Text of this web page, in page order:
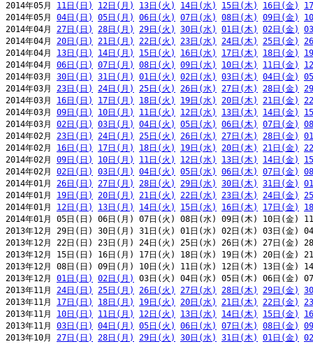
2014年05月 11日(日) 12日(月) 13日(火) 14日(水) 15日(木) 16日(金)
2014年05月 04日(日) 05日(月) 06日(火) 07日(水) 08日(木) 09日(金)
2014年04月 27日(日) 28日(月) 29日(火) 30日(水) 01日(木) 02日(金)
2014年04月 20日(日) 21日(月) 22日(火) 23日(水) 24日(木) 25日(金)
2014年04月 13日(日) 14日(月) 15日(火) 16日(水) 17日(木) 18日(金)
2014年04月 06日(日) 07日(月) 08日(火) 09日(水) 10日(木) 11日(金)
2014年03月 30日(日) 31日(月) 01日(火) 02日(水) 03日(木) 04日(金)
2014年03月 23日(日) 24日(月) 25日(火) 26日(水) 27日(木) 28日(金)
2014年03月 16日(日) 17日(月) 18日(火) 19日(水) 20日(木) 21日(金)
2014年03月 09日(日) 10日(月) 11日(火) 12日(水) 13日(木) 14日(金)
2014年03月 02日(日) 03日(月) 04日(火) 05日(水) 06日(木) 07日(金)
2014年02月 23日(日) 24日(月) 25日(火) 26日(水) 27日(木) 28日(金)
2014年02月 16日(日) 17日(月) 18日(火) 19日(水) 20日(木) 21日(金)
2014年02月 09日(日) 10日(月) 11日(火) 12日(水) 13日(木) 14日(金)
2014年02月 02日(日) 03日(月) 04日(火) 05日(水) 06日(木) 07日(金)
2014年01月 26日(日) 27日(月) 28日(火) 29日(水) 30日(木) 31日(金)
2014年01月 19日(日) 20日(月) 21日(火) 22日(水) 23日(木) 24日(金)
2014年01月 12日(日) 13日(月) 14日(火) 15日(水) 16日(木) 17日(金)
2014年01月 05日(日) 06日(月) 07日(火) 08日(水) 09日(木) 10日(金)
2013年12月 29日(日) 30日(月) 31日(火) 01日(水) 02日(木) 03日(金)
2013年12月 22日(日) 23日(月) 24日(火) 25日(水) 26日(木) 27日(金)
2013年12月 15日(日) 16日(月) 17日(火) 18日(水) 19日(木) 20日(金)
2013年12月 08日(日) 09日(月) 10日(火) 11日(水) 12日(木) 13日(金)
2013年12月 01日(日) 02日(月)
03日(火) 04日(水) 05日(木) 06日(金)
2013年11月 24日(日) 25日(月) 26日(火) 27日(水) 28日(木) 29日(金)
2013年11月 17日(日) 18日(月) 19日(火) 20日(水) 21日(木) 22日(金)
2013年11月 10日(日) 11日(月) 12日(火) 13日(水) 14日(木) 15日(金)
2013年11月 03日(日) 04日(月) 05日(火) 06日(水) 07日(木) 08日(金)
2013年10月 27日(日) 28日(月) 29日(火) 30日(水) 31日(木) 01日(金)